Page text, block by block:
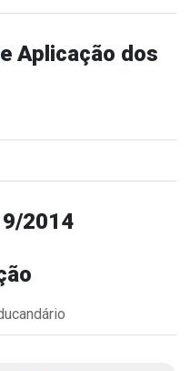
Aplicação dos
2014